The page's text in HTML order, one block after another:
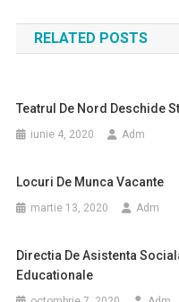
în
articole
RELATED POSTS
Teatrul De Nord Deschide
iunie 4, 2020 Adm
Locuri De Munca Vacante
martie 13, 2020 Adm
Directia De Asistenta
Educationale